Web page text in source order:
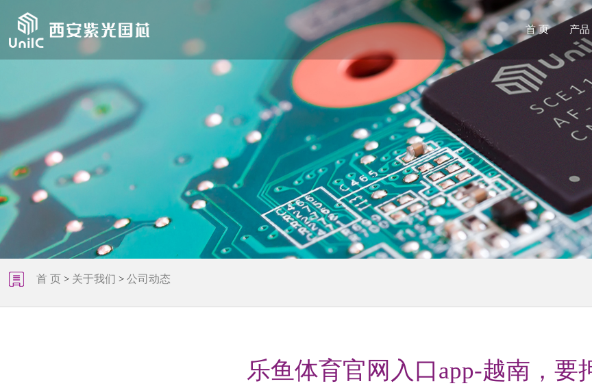
首 页 产品
首 页> 关于我们 >公司动态
乐鱼体育官网入口app-越南，要